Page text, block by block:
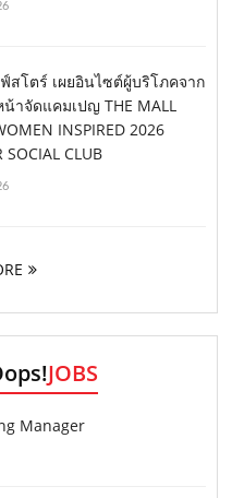
สโตร์ เผยอินไซต์ผู้บริโภคจาก
าจัดแคมเปญ THE MALL
INSPIRED 2026
SOCIAL CLUB
JOBS
Manager